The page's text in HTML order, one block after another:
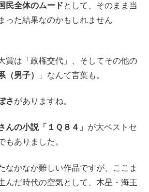
民全体のムード として、そのまま当
った結果なのかもしれません
賞は「政権交代」、そしてその他の
（男子） 」なんて言葉も。
さ がありますね。
んの小説「１Ｑ８４」 が大ベストセ
もありました。
なかなか難しい作品ですが、ここま
んだ時代の空気として、木星・海王